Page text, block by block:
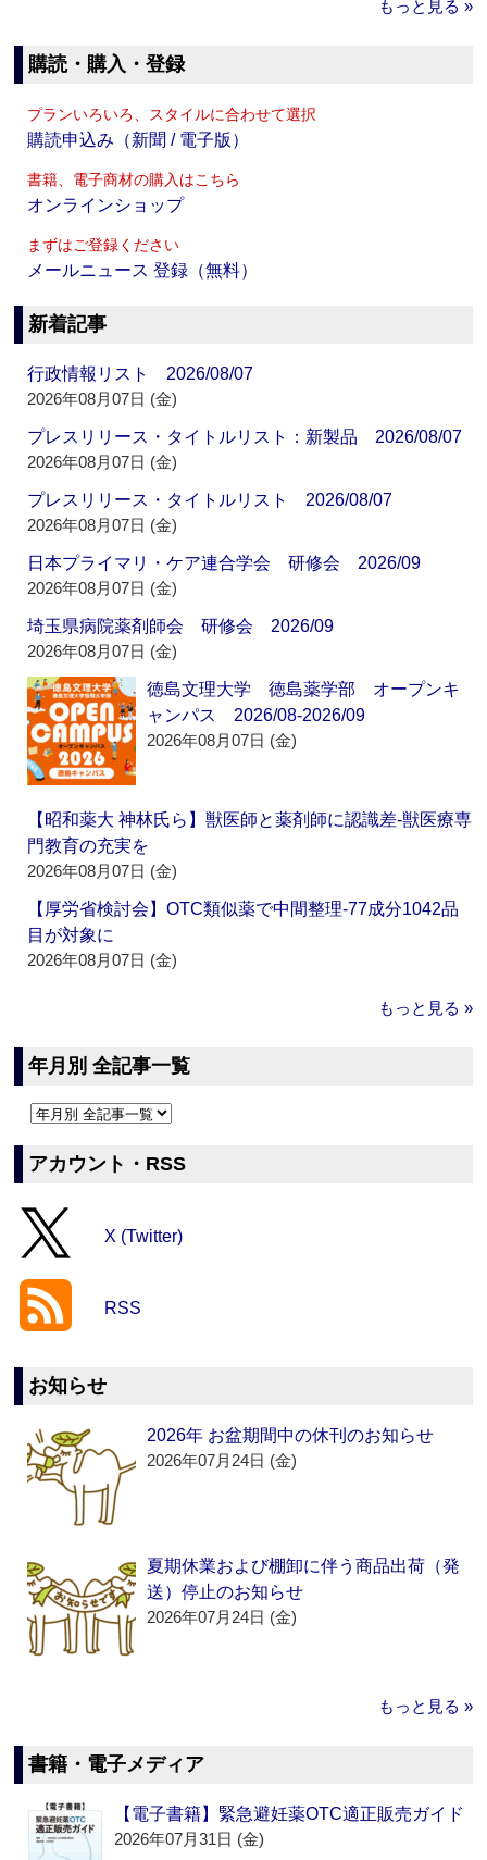
もっと見る »
購読・購入・登録
プランいろいろ、スタイルに合わせて選択
購読申込み（新聞 / 電子版）
書籍、電子商材の購入はこちら
オンラインショップ
まずはご登録ください
メールニュース 登録（無料）
新着記事
行政情報リスト 2026/08/07
2026年08月07日 (金)
プレスリリース・タイトルリスト：新製品 2026/08/07
2026年08月07日 (金)
プレスリリース・タイトルリスト 2026/08/07
2026年08月07日 (金)
日本プライマリ・ケア連合学会 研修会 2026/09
2026年08月07日 (金)
埼玉県病院薬剤師会 研修会 2026/09
2026年08月07日 (金)
徳島文理大学 徳島薬学部 オープンキ
ャンパス 2026/08-2026/09
2026年08月07日 (金)
【昭和薬大 神林氏ら】獣医師と薬剤師に認識差‐獣医療専
門教育の充実を
2026年08月07日 (金)
【厚労省検討会】OTC類似薬で中間整理‐77成分1042品
目が対象に
2026年08月07日 (金)
もっと見る »
年月別 全記事一覧
アカウント・RSS
X (Twitter)
RSS
お知らせ
2026年 お盆期間中の休刊のお知らせ
2026年07月24日 (金)
夏期休業および棚卸に伴う商品出荷（発
送）停止のお知らせ
2026年07月24日 (金)
もっと見る »
書籍・電子メディア
【電子書籍】緊急避妊薬OTC適正販売ガイド
2026年07月31日 (金)